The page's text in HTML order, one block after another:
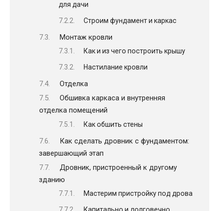
для дачи
Строим фундамент и каркас
Монтаж кровли
Как и из чего построить крышу
Настилание кровли
Отделка
Обшивка каркаса и внутренняя
отделка помещений
Как обшить стены
Как сделать дровник с фундаментом:
завершающий этап
Дровник, пристроенный к другому
зданию
Мастерим пристройку под дрова